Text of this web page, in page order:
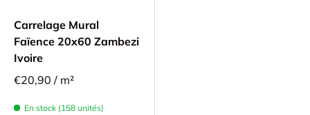
Carrelage Mural
Faïence 20x60 Zambezi
Ivoire
€20,90 / m²
En stock (158 unités)